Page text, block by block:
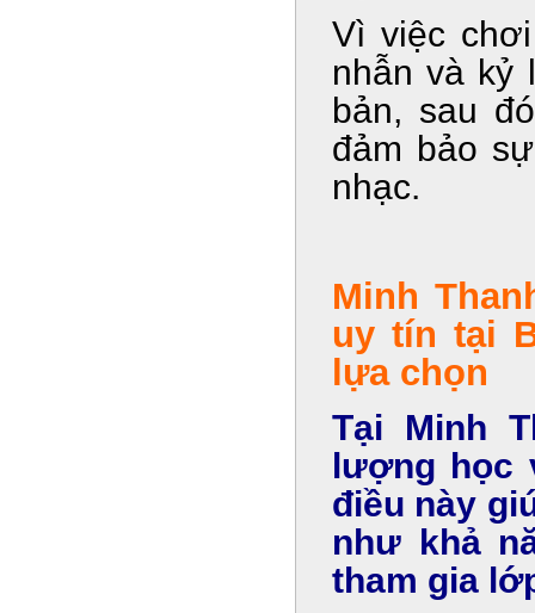
Vì việc
nhẫn và kỷ
bản, sau
đảm bảo
nhạc.
Minh
uy tín tại
lựa chọn
Tại Minh
lượng học
điều này
như khả
tham gia